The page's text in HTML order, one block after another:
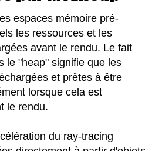
espaces mémoire pré-
les ressources et les
avant le rendu. Le fait
le "heap" signifie que les
et prêtes à être
lorsque cela est
le rendu.
du ray-tracing